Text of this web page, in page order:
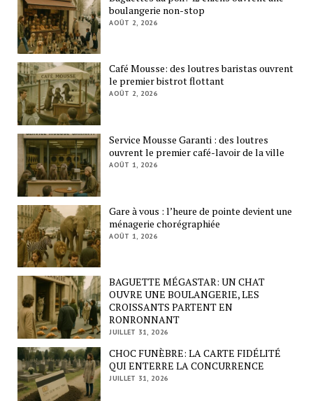
boulangerie non-stop
AOÛT 2, 2026
Café Mousse: des loutres baristas ouvrent
le premier bistrot flottant
AOÛT 2, 2026
Service Mousse Garanti : des loutres
ouvrent le premier café-lavoir de la ville
AOÛT 1, 2026
Gare à vous : l’heure de pointe devient une
ménagerie chorégraphiée
AOÛT 1, 2026
BAGUETTE MÉGASTAR: UN CHAT
OUVRE UNE BOULANGERIE, LES
CROISSANTS PARTENT EN
RONRONNANT
JUILLET 31, 2026
CHOC FUNÈBRE: LA CARTE FIDÉLITÉ
QUI ENTERRE LA CONCURRENCE
JUILLET 31, 2026